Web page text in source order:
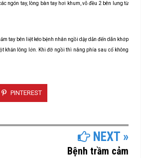
ngón tay, lòng bàn tay hơi khum, vỗ đều 2 bên lưng từ
tay bên liệt kéo bệnh nhân ngồi dậy dẫn đến dãn khớp
khăn lông lớn. Khi đỡ ngồi thì nâng phía sau cổ không
PINTEREST
NEXT »
Bệnh trầm cảm